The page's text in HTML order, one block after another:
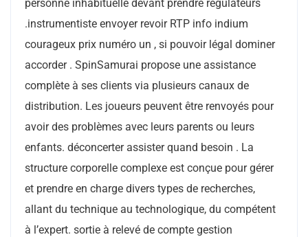
personne inhabituelle devant prendre régulateurs
.instrumentiste envoyer revoir RTP info indium
courageux prix numéro un , si pouvoir légal dominer
accorder . SpinSamurai propose une assistance
complète à ses clients via plusieurs canaux de
distribution. Les joueurs peuvent être renvoyés pour
avoir des problèmes avec leurs parents ou leurs
enfants. déconcerter assister quand besoin . La
structure corporelle complexe est conçue pour gérer
et prendre en charge divers types de recherches,
allant du technique au technologique, du compétent
à l’expert. sortie à relevé de compte gestion